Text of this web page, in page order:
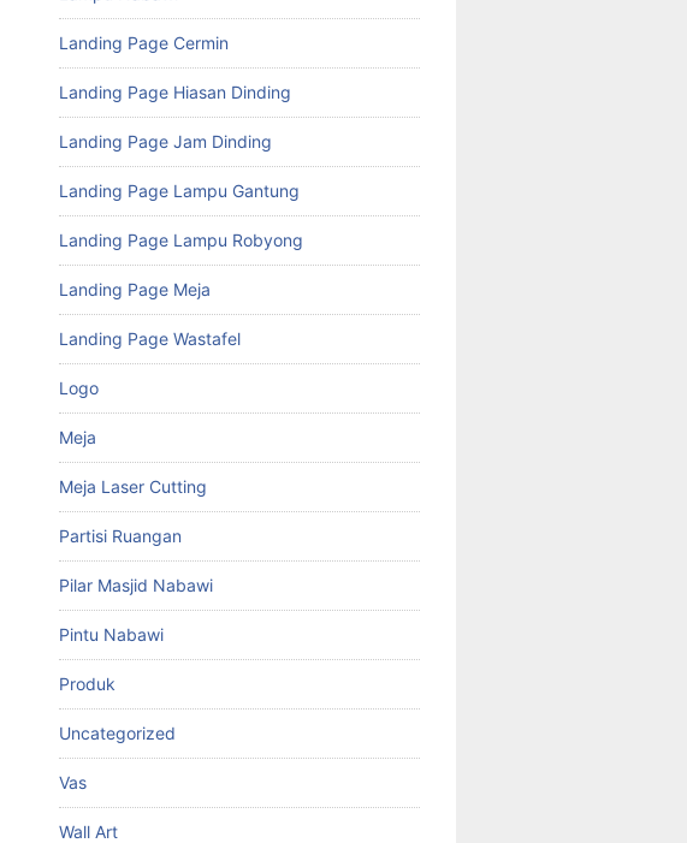
Landing Page Cermin
Landing Page Hiasan Dinding
Landing Page Jam Dinding
Landing Page Lampu Gantung
Landing Page Lampu Robyong
Landing Page Meja
Landing Page Wastafel
Logo
Meja
Meja Laser Cutting
Partisi Ruangan
Pilar Masjid Nabawi
Pintu Nabawi
Produk
Uncategorized
Vas
Wall Art